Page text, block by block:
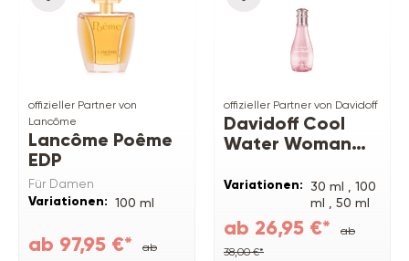
offizieller Partner von
Lancôme
Lancôme Poême
EDP
Für Damen
Variationen: 100 ml
ab 97,95 €*
ab
offizieller Partner von Davidoff
Davidoff Cool
Water Woman
Variationen: 30 ml , 100
ml , 50 ml
ab 26,95 €*
ab
38,00 €*